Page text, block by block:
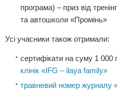
програма) – приз від
та автошколи «Промінь»
Усі учасники також отримали:
сертифікати на суму 1 000
клінік «IFG – ilaya family»
травневий номер журналу